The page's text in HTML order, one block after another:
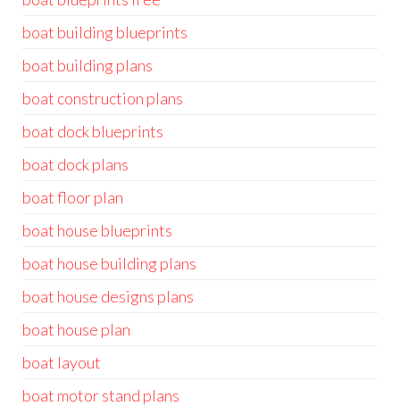
boat building blueprints
boat building plans
boat construction plans
boat dock blueprints
boat dock plans
boat floor plan
boat house blueprints
boat house building plans
boat house designs plans
boat house plan
boat layout
boat motor stand plans